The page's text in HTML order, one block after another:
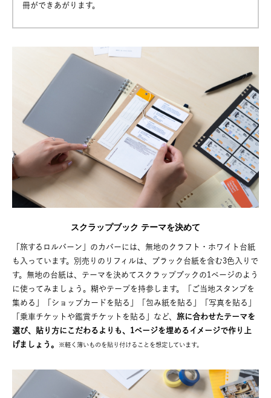
冊ができあがります。
スクラップブック テーマを決めて
「旅するロルバーン」のカバーには、無地のクラフト・ホワイト台紙
も入っています。別売りのリフィルは、ブラック台紙を含む3色入りで
す。無地の台紙は、テーマを決めてスクラップブックの1ページのよう
に使ってみましょう。糊やテープを持参します。「ご当地スタンプを
集める」「ショップカードを貼る」「包み紙を貼る」「写真を貼る」
「乗車チケットや鑑賞チケットを貼る」など、 旅に合わせたテーマを
選び、貼り方にこだわるよりも、1ページを埋めるイメージで作り上
げましょう。
※軽く薄いものを貼り付けることを想定しています。